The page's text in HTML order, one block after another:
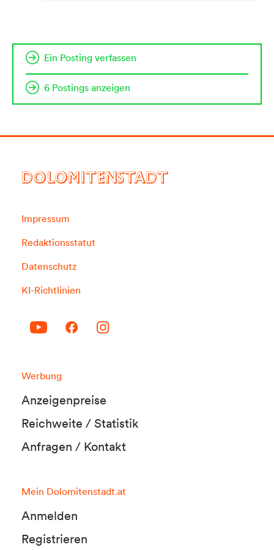
Ein Posting verfassen
6 Postings anzeigen
DOLOMITENSTADT
Impressum
Redaktionsstatut
Datenschutz
KI-Richtlinien
Werbung
Anzeigenpreise
Reichweite / Statistik
Anfragen / Kontakt
Mein Dolomitenstadt.at
Anmelden
Registrieren